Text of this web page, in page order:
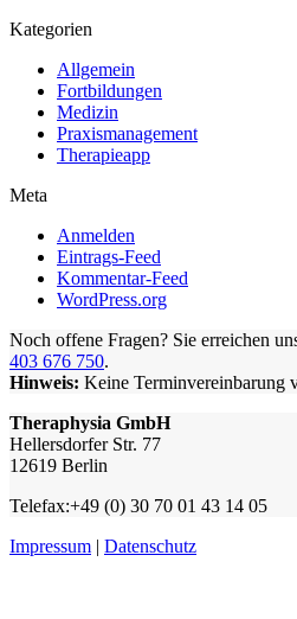
Kategorien
Allgemein
Fortbildungen
Medizin
Praxismanagement
Therapieapp
Meta
Anmelden
Eintrags-Feed
Kommentar-Feed
WordPress.org
Noch offene Fragen? Sie erreichen
403 676 750.
Hinweis: Keine Terminvereinbarung
Theraphysia GmbH
Hellersdorfer Str. 77
12619 Berlin
Telefax:+49 (0) 30 70 01 43 14 05
Impressum | Datenschutz